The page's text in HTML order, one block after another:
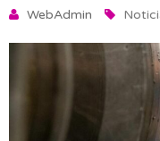
WebAdmin